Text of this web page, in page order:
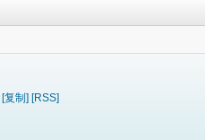
[复制] [RSS]